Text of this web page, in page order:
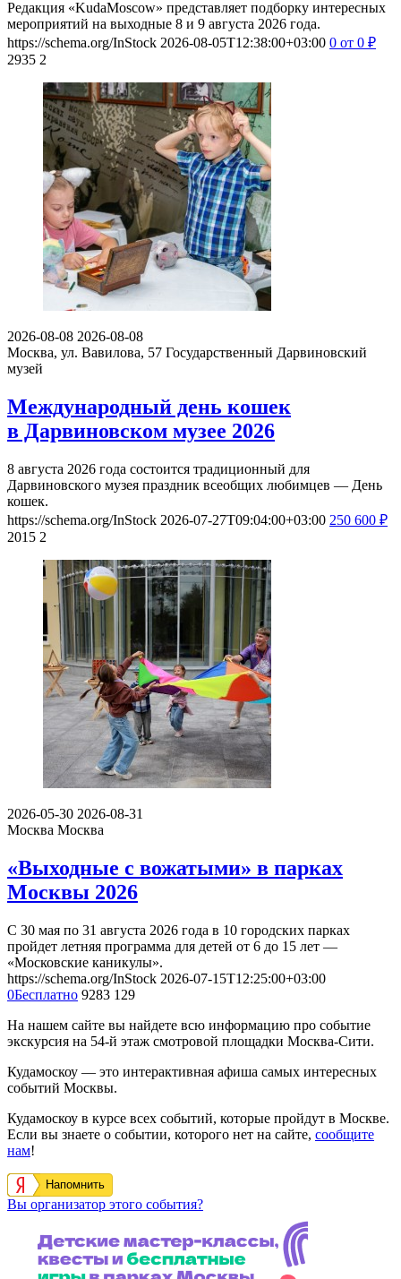
Редакция «KudaMoscow» представляет подборку интересных
мероприятий на выходные 8 и 9 августа 2026 года.
https://schema.org/InStock 2026-08-05T12:38:00+03:00 0 от 0 ₽
2935 2
2026-08-08 2026-08-08
Москва, ул. Вавилова, 57 Государственный Дарвиновский
музей
Международный день кошек
в Дарвиновском музее 2026
8 августа 2026 года состоится традиционный для
Дарвиновского музея праздник всеобщих любимцев — День
кошек.
https://schema.org/InStock 2026-07-27T09:04:00+03:00 250 600 ₽
2015 2
2026-05-30 2026-08-31
Москва Москва
«Выходные с вожатыми» в парках
Москвы 2026
С 30 мая по 31 августа 2026 года в 10 городских парках
пройдет летняя программа для детей от 6 до 15 лет —
«Московские каникулы».
https://schema.org/InStock 2026-07-15T12:25:00+03:00
0Бесплатно 9283 129
На нашем сайте вы найдете всю информацию про событие
экскурсия на 54-й этаж смотровой площадки Москва-Сити.
Кудамоскоу — это интерактивная афиша самых интересных
событий Москвы.
Кудамоскоу в курсе всех событий, которые пройдут в Москве.
Если вы знаете о событии, которого нет на сайте, сообщите
нам!
Напомнить
Вы организатор этого события?